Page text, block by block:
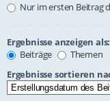
Nur im ersten Beitrag
Ergebnisse anzeigen als:
Beiträge
Themen
Ergebnisse sortieren